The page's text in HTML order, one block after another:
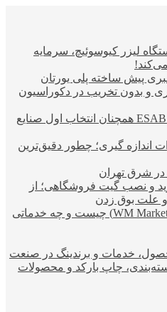
لیزر کیوسوئیچ، سرمایه
می‌کند!
پیش ساخته پلی یورتان
و بدون تخریب در دکوراسیون
چرا محصولات جوشکاری ESAB همچنان انتخاب اول صنایع
اندازه گیری؛ چطور دقیق‌ترین
شرق تهران
و نصب گیت فروشگاهی؛ از
علت بوق زدن
بروکر دبلیو ام مارکتس (WM Markets) چیست و چه خدماتی
خدمات و برندینگ در صنعت
چاپ بارکد و محصولات